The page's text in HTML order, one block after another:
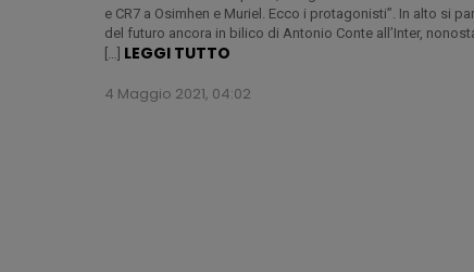
e CR7 a Osimhen e Muriel. Ecco i protagonisti”. In alto si
del futuro ancora in bilico di Antonio Conte all’Inter,
[…] LEGGI TUTTO
4 Maggio 2021, 04:02